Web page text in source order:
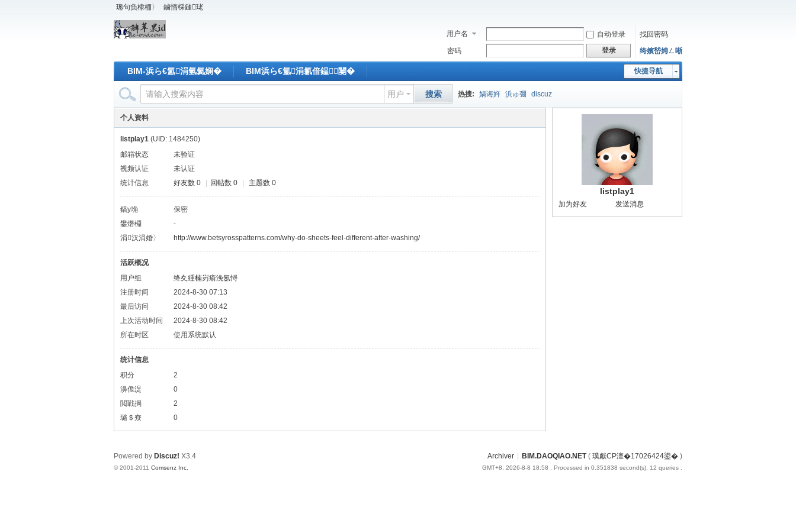
璁句负棣栭〉 鏀惰棌鏈珯
用户名 自动登录
找回密码
密码
登录 绔嬪嵆娉ㄥ唽
快捷导航
BIM-浜ら€氳涓氫氦娴� BIM浜ら€氳涓氱偣鎾闄�
用户 搜索 热搜: 娲诲姩 浜ゅ弸 discuz
个人资料
listplay1 (UID: 1484250)
邮箱状态
未验证
视频认证
未认证
统计信息
好友数 0 回帖数 0 主题数 0
鎬у埆
保密
鐢熸棩
-
涓汉涓婚〉
http://www.betsyrosspatterns.com/why-do-sheets-feel-different-after-washing/
活跃概况
用户组
绛夊緟楠岃瘉浼氬憳
注册时间
2024-8-30 07:13
最后访问
2024-8-30 08:42
上次活动时间
2024-8-30 08:42
所在时区
使用系统默认
统计信息
积分
2
濞佹湜
0
閲戦挶
2
璐＄尞
0
listplay1
加为好友 发送消息
Archiver BIM.DAOQIAO.NET( 璞獻CP澶�17026424鍙� )
GMT+8, 2026-8-8 18:58 , Processed in 0.351838 second(s), 12 queries .
Powered by Discuz! X3.4
© 2001-2011 Comsenz Inc.